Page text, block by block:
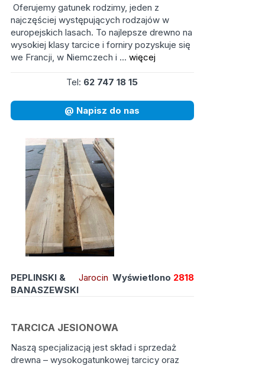
Oferujemy gatunek rodzimy, jeden z
najczęściej występujących rodzajów w
europejskich lasach. To najlepsze drewno na
wysokiej klasy tarcice i forniry pozyskuje się
we Francji, w Niemczech i ... więcej
Tel: 62 747 18 15
@ Napisz do nas
PEPLINSKI &
BANASZEWSKI
Jarocin Wyświetlono 2818
TARCICA JESIONOWA
Naszą specjalizacją jest skład i sprzedaż
drewna – wysokogatunkowej tarcicy oraz